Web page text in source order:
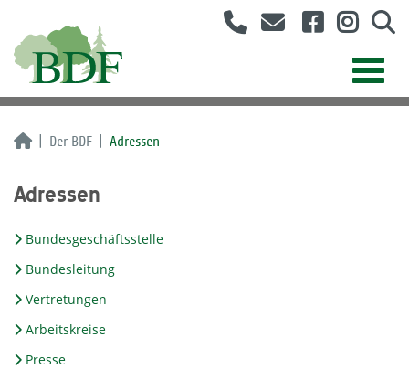
Der BDF Adressen
Adressen
Bundesgeschäftsstelle
Bundesleitung
Vertretungen
Arbeitskreise
Presse